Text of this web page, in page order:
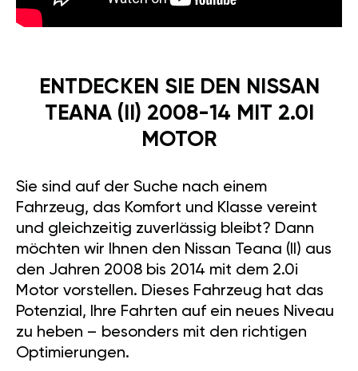
ENTDECKEN SIE DEN NISSAN
TEANA (II) 2008-14 MIT 2.0I
MOTOR
Sie sind auf der Suche nach einem
Fahrzeug, das Komfort und Klasse vereint
und gleichzeitig zuverlässig bleibt? Dann
möchten wir Ihnen den Nissan Teana (II) aus
den Jahren 2008 bis 2014 mit dem 2.0i
Motor vorstellen. Dieses Fahrzeug hat das
Potenzial, Ihre Fahrten auf ein neues Niveau
zu heben – besonders mit den richtigen
Optimierungen.